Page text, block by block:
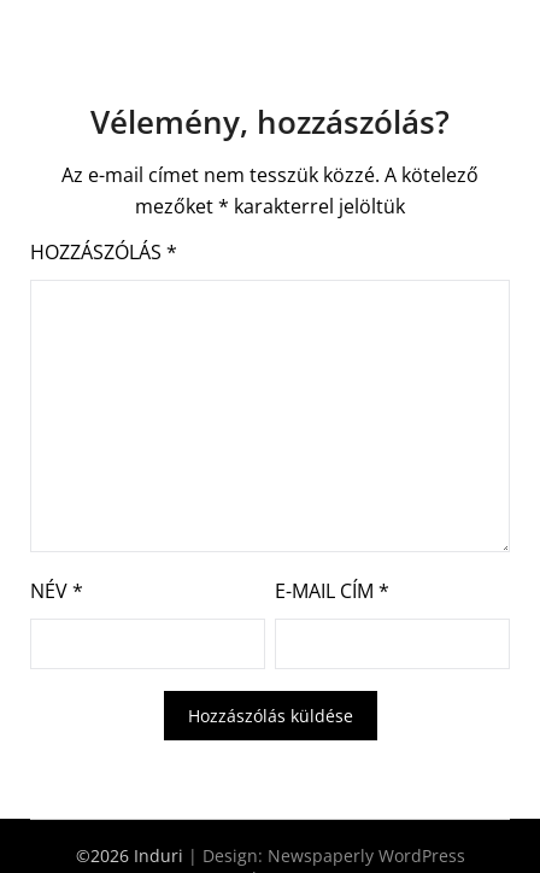
Vélemény, hozzászólás?
Az e-mail címet nem tesszük közzé. A kötelező
mezőket* karakterrel jelöltük
HOZZÁSZÓLÁS *
NÉV* E-MAIL CÍM *
©2026 Induri | Design: Newspaperly WordPress